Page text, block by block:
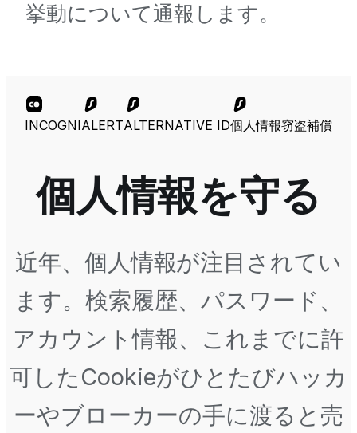
挙動について通報します。
INCOGNIALERTALTERNATIVE ID個人情報窃盗補償
個人情報を守る
近年、個人情報が注目されてい
ます。検索履歴、パスワード、
アカウント情報、これまでに許
可したCookieがひとたびハッカ
ーやブローカーの手に渡ると売